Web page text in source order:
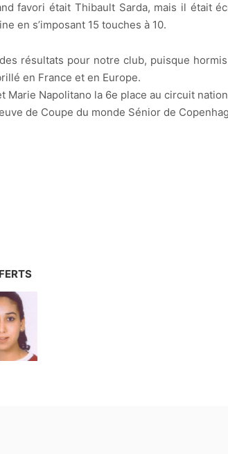
favori était Thibault Sarda, mais il était
en s’imposant 15 touches à 10.
résultats pour notre club, puisque
en France et en Europe.
Marie Napolitano la 6e place au circuit
de Coupe du monde Sénior de